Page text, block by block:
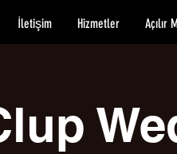
İletişim Hizmetler Açılır